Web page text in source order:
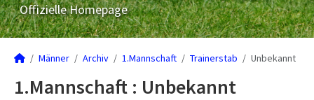
Offizielle Homepage
Männer Archiv 1.Mannschaft Trainerstab Unbekannt
1.Mannschaft : Unbekannt